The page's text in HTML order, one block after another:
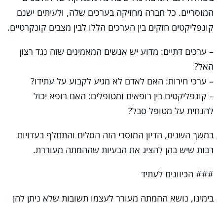
המוסריים. כל חברה מחזיקה בערכים שלה, ולעיתים ישנם
קונפליקטים חזקים בין הערכים הללו לבין מצבים קונקרטיים.
– ערכים דתיים: מדוע יש אנשים המאמינים שזה נגד רצון
האל?
– ערכי חירות: האם לאדם לא מגיע לקבוע על עתידו?
– קונפליקטים בין רופאים ומטופלים: האם רופא יכול
להנחית על מטופל סבל?
במשך השנים, הדיון המוסרי הזה הסלים והתחלף בעדויות
רבות שיש בהן להציג את הבעיות שההמתה מעוררת.
### הכיוונים לעתיד
בימינו, נושא ההמתה מעורר לעצמו תשובות שלא ניתן להן